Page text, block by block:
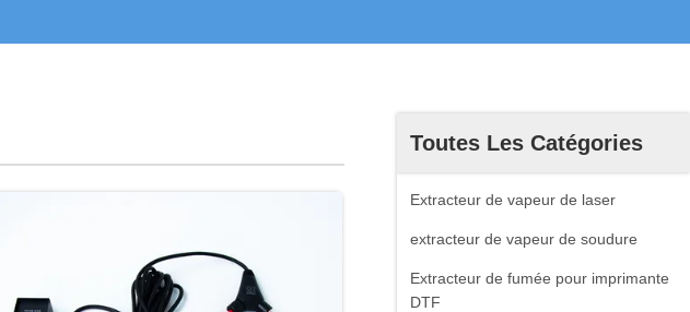
Toutes Les Catégories
Extracteur de vapeur de laser
extracteur de vapeur de soudure
Extracteur de fumée pour imprimante
DTF